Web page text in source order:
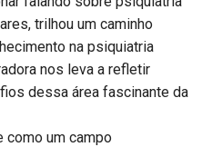
trilhou um caminho
na psiquiatria
nos leva a refletir
dessa área fascinante da
como um campo